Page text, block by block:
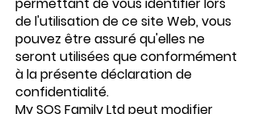
de l'utilisation de ce site Web, vous
pouvez être assuré qu'elles ne
seront utilisées que conformément
à la présente déclaration de
confidentialité.
My SOS Family Ltd peut modifier